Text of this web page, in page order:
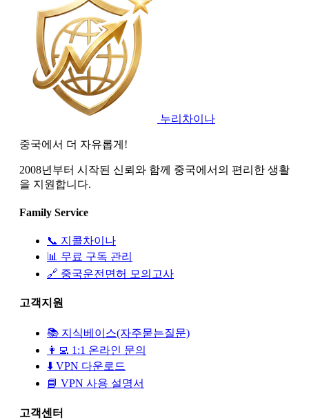
누리차이나
중국에서 더 자유롭게!
2008년부터 시작된 신뢰와 함께 중국에서의 편리한 생활
을 지원합니다.
Family Service
📞 지콜차이나
📊 무료 구독 관리
🔗 중국운전면허 모의고사
고객지원
📚 지식베이스(자주묻는질문)
👩‍💻 1:1 온라인 문의
⬇️ VPN 다운로드
📘 VPN 사용 설명서
고객센터